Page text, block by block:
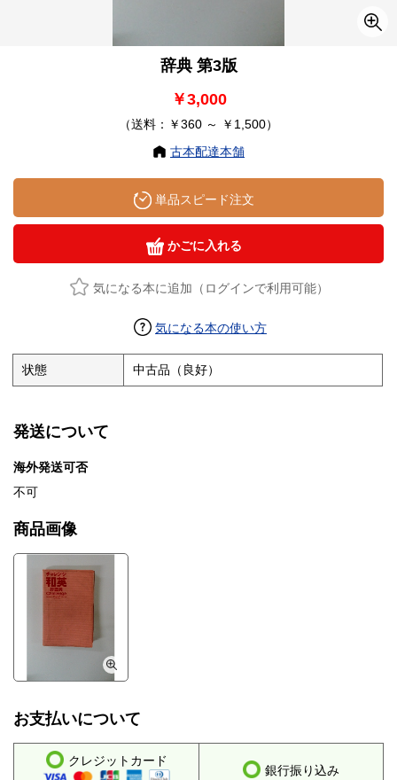
辞典 第3版
￥3,000
（送料：￥360 ～ ￥1,500）
古本配達本舗
単品スピード注文
かごに入れる
気になる本に追加（ログインで利用可能）
気になる本の使い方
状態 中古品（良好）
発送について
海外発送可否
不可
商品画像
お支払いについて
クレジットカード
銀行振り込み